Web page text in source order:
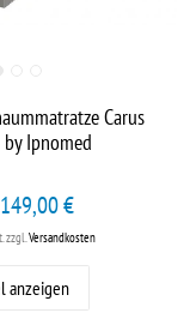
Carus
Ipnomed
€
zzgl.Versandkosten
anzeigen